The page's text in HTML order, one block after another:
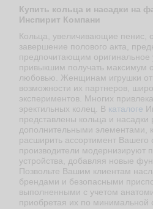
Купить кольца и насадки на
Инспирит Компани
Кольца, увеличивающие пенис,
завершение полового акта,
предпочитающим оригинальное
привыкшим получать максимум
любовью. Женщинам игрушки
возможности их партнеров,
экспериментов. Многих
эректильных колец. В каталоге
представлены кольца и
дополнительными элементами,
расширить ассортимент
производители модернизируют
устройства, добавляя новые
Позвольте Вашим клиентам
брендами и безопасными
выполненными с учетом
приобретая их по минимальной